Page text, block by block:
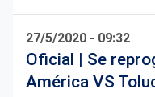
27/5/2020 - 09:32
Oficial | Se
América VS